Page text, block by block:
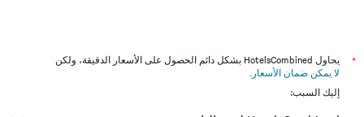
*
يحاول HotelsCombined بشكل دائم الحصول على الأسعار الدقيقة، ولكن
لا يمكن ضمان الأسعار .
إليك السبب: